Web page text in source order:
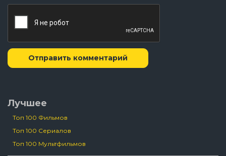
Отправить комментарий
Лучшее
Топ 100 Фильмов
Топ 100 Сериалов
Топ 100 Мультфильмов